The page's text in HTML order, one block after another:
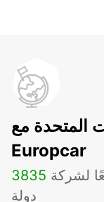
المتحدة مع
Europcar
3835
دولة